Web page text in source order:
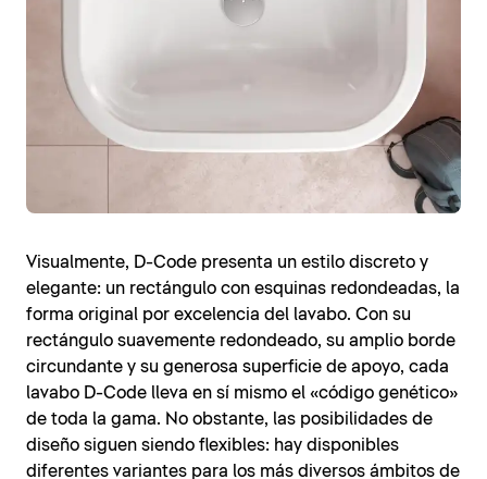
Visualmente, D-Code presenta un estilo discreto y
elegante: un rectángulo con esquinas redondeadas, la
forma original por excelencia del lavabo. Con su
rectángulo suavemente redondeado, su amplio borde
circundante y su generosa superficie de apoyo, cada
lavabo D-Code lleva en sí mismo el «código genético»
de toda la gama. No obstante, las posibilidades de
diseño siguen siendo flexibles: hay disponibles
diferentes variantes para los más diversos ámbitos de